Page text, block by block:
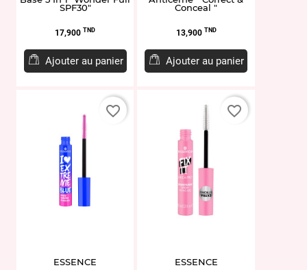
SPF30"
Prix
17,900 TND
Ajouter au panier
Conceal "
Prix
13,900 TND
Ajouter au panier
ESSENCE
favorite_border
ESSENCE
favorite_border